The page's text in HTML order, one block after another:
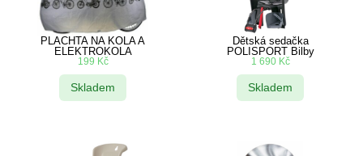
PLACHTA NA KOLA A
ELEKTROKOLA
199 Kč
Skladem
Dětská sedačka
POLISPORT Bilby
1 690 Kč
Skladem